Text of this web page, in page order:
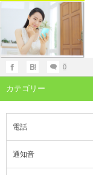
0
カテゴリー
電話
通知音